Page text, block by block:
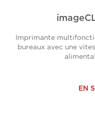
Imprimante
bureaux avec une
EN